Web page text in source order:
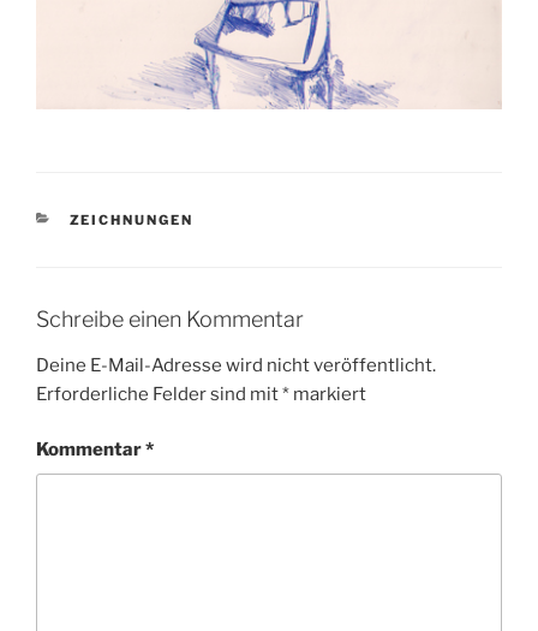
KATEGORIEN
ZEICHNUNGEN
Schreibe einen Kommentar
Deine E-Mail-Adresse wird nicht veröffentlicht.
Erforderliche Felder sind mit* markiert
Kommentar*